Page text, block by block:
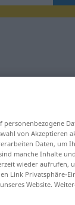
von Akzeptieren
Daten, um
manche Inhalte
wieder aufrufen,
Link Privatsphäre-
Website.